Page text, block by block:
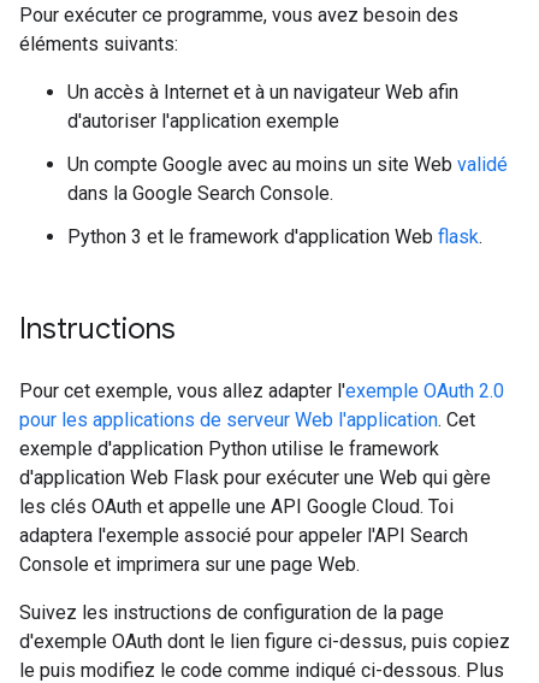
Pour exécuter ce programme, vous avez besoin des
éléments suivants:
Un accès à Internet et à un navigateur Web afin
d'autoriser l'application exemple
Un compte Google avec au moins un site Web validé
dans la Google Search Console.
Python 3 et le framework d'application Web flask.
Instructions
Pour cet exemple, vous allez adapter l'exemple OAuth 2.0
pour les applications de serveur Web l'application. Cet
exemple d'application Python utilise le framework
d'application Web Flask pour exécuter une Web qui gère
les clés OAuth et appelle une API Google Cloud. Toi
adaptera l'exemple associé pour appeler l'API Search
Console et imprimera sur une page Web.
Suivez les instructions de configuration de la page
d'exemple OAuth dont le lien figure ci-dessus, puis copiez
le puis modifiez le code comme indiqué ci-dessous. Plus